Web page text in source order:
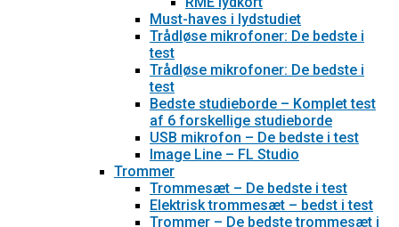
Must-haves i lydstudiet
Trådløse mikrofoner: De bedste i
test
Trådløse mikrofoner: De bedste i
test
Bedste studieborde – Komplet test
af 6 forskellige studieborde
USB mikrofon – De bedste i test
Image Line – FL Studio
Trommer
Trommesæt – De bedste i test
Elektrisk trommesæt – bedst i test
Trommer – De bedste trommesæt i